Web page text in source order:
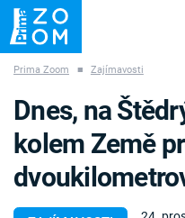
ZÁHADY VETŘELCI
Prima Zoom ■ Zajímavosti
Dnes, na
kolem Země